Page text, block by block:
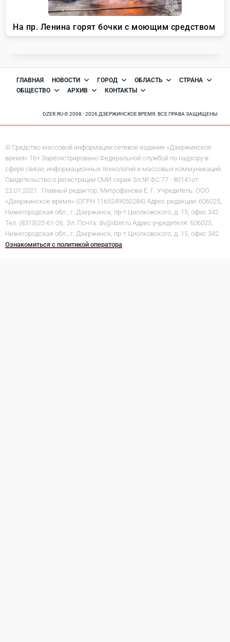
ГЛАВНАЯ НОВОСТИ ГОРОД ОБЛАСТЬ
СТРАНА
ОБЩЕСТВО
АРХИВ КОНТАКТЫ
DZER.RU © 2008 - 2026 ДЗЕРЖИНСКОЕ ВРЕМЯ. ВСЕ ПРАВА ЗАЩИЩЕНЫ
© Средство массовой информации сетевое издание «Дзержинское
время» 16+ Зарегистрировано Федеральной службой по надзору в
сфере связи, информационных технологий и массовых коммуникаций.
Свидетельство о регистрации СМИ серия Эл № ФС 77 - 80141от
22.01.2021. Главный редактор: Митрофанова Е. Г. Учредитель: ООО
«Дзержинское время» (ОГРН 1165249050284) Адрес редакции: 606025,
Нижегородская обл., г. Дзержинск, пр-т Циолковского, д. 15, офис 342
Тел. (8313)25-61-26, Эл. Почта: dv@dzer.ru Адрес учредителя: 606025,
Нижегородская обл., г. Дзержинск, пр-т Циолковского, д. 15, офис 342.
Ознакомиться с политикой оператора